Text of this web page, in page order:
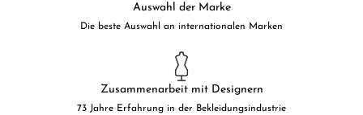
Auswahl der Marke
Die beste Auswahl an internationalen Marken
Zusammenarbeit mit Designern
73 Jahre Erfahrung in der Bekleidungsindustrie